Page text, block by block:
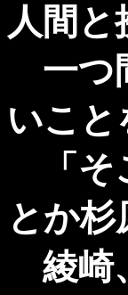
人間と
一つ
いこと
「そ
とか
綾崎